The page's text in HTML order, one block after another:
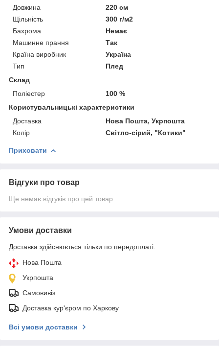
Довжина
220 см
Щільність
300 г/м2
Бахрома
Немає
Машинне прання
Так
Країна виробник
Україна
Тип
Плед
Склад
Поліестер
100 %
Користувальницькі характеристики
Доставка
Нова Пошта, Укрпошта
Колір
Світло-сірий, "Котики"
Приховати
Відгуки про товар
Ще немає відгуків про цей товар
Умови доставки
Доставка здійснюється тільки по передоплаті.
Нова Пошта
Укрпошта
Самовивіз
Доставка кур'єром по Харкову
Всі умови доставки